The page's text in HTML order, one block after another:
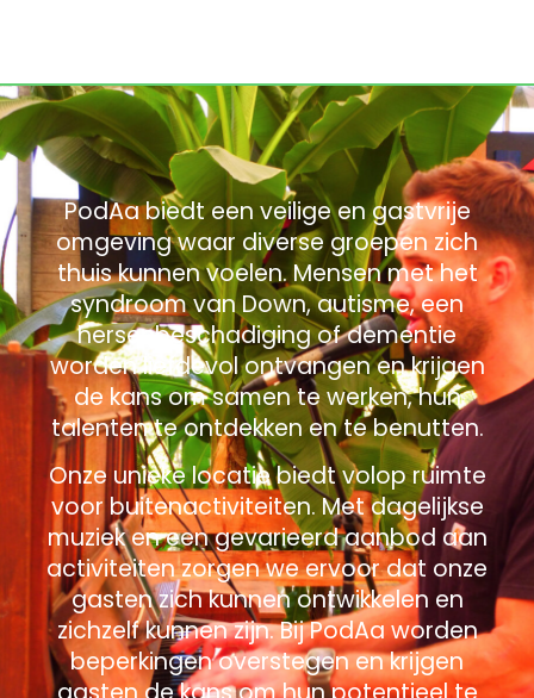
PodAa biedt een veilige en gastvrije
omgeving waar diverse groepen zich
thuis kunnen voelen. Mensen met het
syndroom van Down, autisme, een
hersenbeschadiging of dementie
worden liefdevol ontvangen en krijgen
de kans om samen te werken, hun
talenten te ontdekken en te benutten.
Onze unieke locatie biedt volop ruimte
voor buitenactiviteiten. Met dagelijkse
muziek en een gevarieerd aanbod aan
activiteiten zorgen we ervoor dat onze
gasten zich kunnen ontwikkelen en
zichzelf kunnen zijn. Bij PodAa worden
beperkingen overstegen en krijgen